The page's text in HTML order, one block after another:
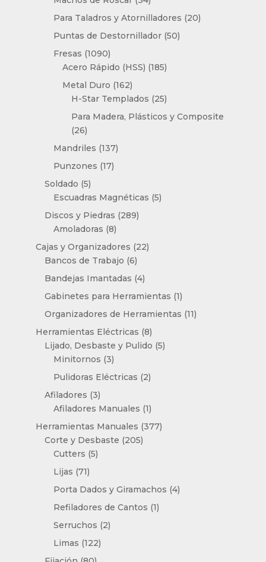
productos
Para Taladros y Atornilladores 2020
Puntas de Destornillador 5050
Fresas 10901090
productos
Acero Rápido (HSS) 185185
Metal Duro 162162
productos
H-Star Templados 2525
productos
Para Madera, Plásticos y Composite
2626
productos
Mandriles 137137
Punzones 1717
Soldado 55
productos
Escuadras Magnéticas 55
Discos y Piedras 289289
Amoladoras 88
productos
Cajas y Organizadores 2222
Bancos de Trabajo 66
productos
Bandejas Imantadas 44
productos
Gabinetes para Herramientas 11
producto
Organizadores de Herramientas 1111
Herramientas Eléctricas 88
productos
Lijado, Desbaste y Pulido 55
Minitornos 33
productos
Pulidoras Eléctricas 22
Afiladores 33
productos
Afiladores Manuales 11
producto
Herramientas Manuales 377377
Corte y Desbaste 205205
Cutters 55
Lijas 7171
productos
Porta Dados y Giramachos 44
Refiladores de Cantos 11
Serruchos 22
Limas 122122